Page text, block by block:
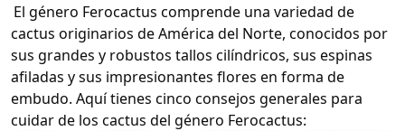
El género Ferocactus comprende una variedad de
cactus originarios de América del Norte, conocidos por
sus grandes y robustos tallos cilíndricos, sus espinas
afiladas y sus impresionantes flores en forma de
embudo. Aquí tienes cinco consejos generales para
cuidar de los cactus del género Ferocactus: